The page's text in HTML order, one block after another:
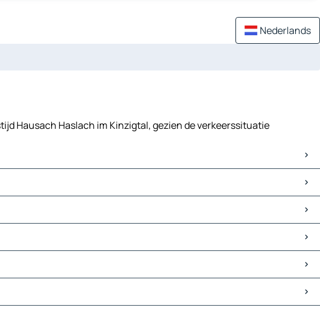
Nederlands
Hausach Haslach im Kinzigtal, gezien de verkeerssituatie